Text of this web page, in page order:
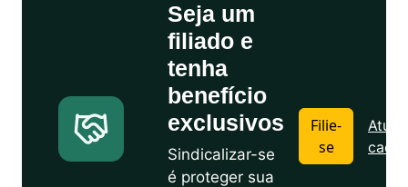
Seja um
filiado e
tenha
benefício
exclusivos
Sindicalizar-se
é proteger sua
Filie-
se